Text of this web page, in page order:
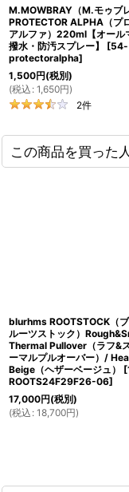
M.MOWBRAY（M.モゥブレ
PROTECTOR ALPHA（プ
アルファ）220ml【オール
撥水・防汚スプレー】
[54-
protectoralpha]
1,500円(税別)
(税込 : 1,650円)
2件
この商品を買った
blurhms ROOTSTOCK（
ルーツストック）
Thermal Pullover（ラフ&
ーマルプルオーバー）/
Beige（ヘザーベージュ）
[
ROOTS24F29F26-06]
17,000円(税別)
(税込 : 18,700円)